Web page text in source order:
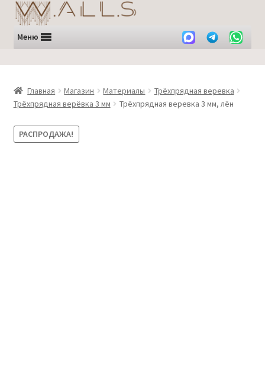
Перейти
к
навигации
Перейти
к
содержимому
Меню
Главная Магазин Материалы
Трёхпрядная веревка
Трёхпрядная верёвка 3 мм
Трёхпрядная веревка 3 мм, лён
РАСПРОДАЖА!